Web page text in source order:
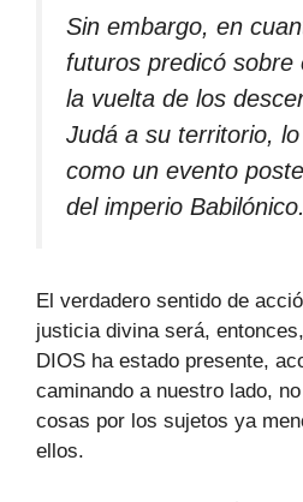
Sin embargo, en
futuros predicó sobre
la vuelta de los
Judá a su territorio,
como un evento
del imperio Babilónico.
El verdadero sentido de
justicia divina será,
DIOS ha estado presente,
caminando a nuestro lado,
cosas por los sujetos ya
ellos.